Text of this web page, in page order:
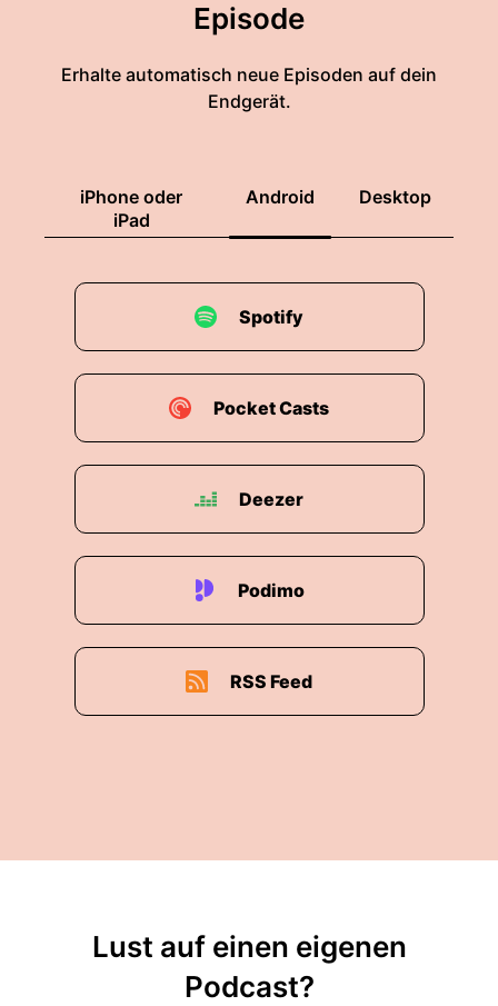
Episode
Erhalte automatisch neue Episoden auf dein
Endgerät.
iPhone oder
iPad
Android Desktop
Spotify
Pocket Casts
Deezer
Podimo
RSS Feed
Lust auf einen eigenen
Podcast?